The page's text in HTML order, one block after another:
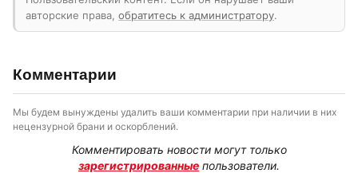
авторские права, обратитесь к администратору.
Комментарии
Мы будем вынуждены удалить ваши комментарии при наличии в них
нецензурной брани и оскорблений.
Комментировать новости могут только
зарегистрированные пользователи.